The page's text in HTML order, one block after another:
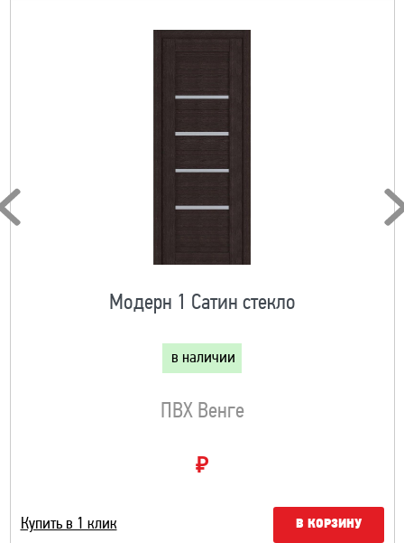
Модерн 1 Сатин стекло
в наличии
ПВХ Венге
₽
Купить в 1 клик В КОРЗИНУ